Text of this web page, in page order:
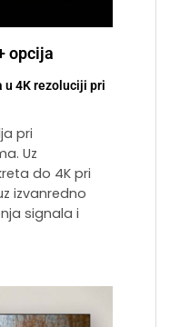
opcija
u 4K rezoluciji pri
pri
Uz
do 4K pri
izvanredno
signala i